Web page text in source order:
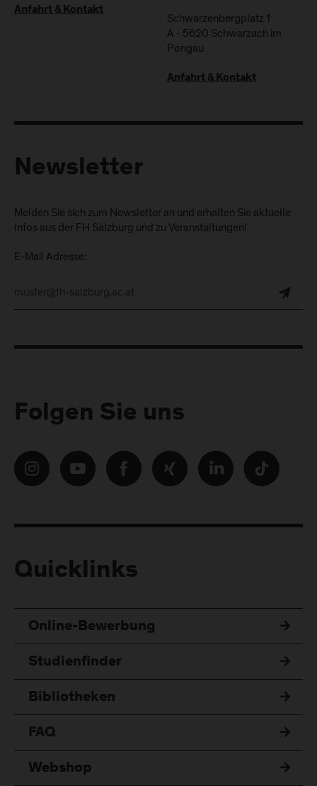
Anfahrt & Kontakt
Schwarzenbergplatz 1
A - 5620 Schwarzach im
Pongau
Anfahrt & Kontakt
Newsletter
Melden Sie sich zum Newsletter an und erhalten Sie aktuelle
Infos aus der FH Salzburg und zu Veranstaltungen!
E-Mail Adresse:
Folgen Sie uns
Quicklinks
Online-Bewerbung
Studienfinder
Bibliotheken
FAQ
Webshop